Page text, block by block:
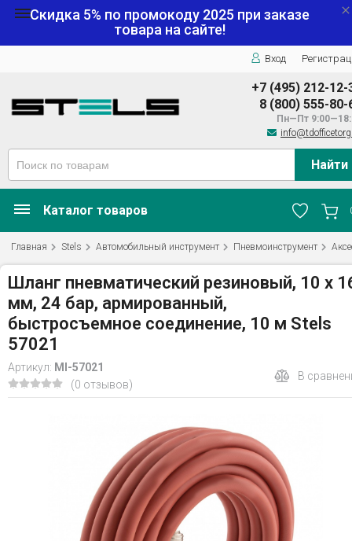
Скидка 5% по промокоду 2025 при заказе
товара на сайте!
Вход
+7 (495) 212-12-
8 (800) 555-80-
Пн—Пт
Найти
Каталог товаров
Главная Stels Автомобильный инструмент Пневмоинструмент
Шланг пневматический резиновый, 10 x
мм, 24 бар, армированный,
быстросъемное соединение, 10 м Stels
57021
Артикул: MI-57021
(0 отзывов)
В